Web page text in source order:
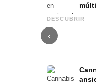
DESCUBRIR
‹
Cannabis y
Epidiolex y el